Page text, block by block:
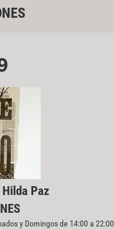
Paz
y Domingos de 14:00 a 22:00